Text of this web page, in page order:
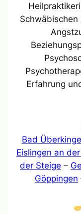
Erfahrung
Bad
Eislingen an
der Steige –
Göppingen